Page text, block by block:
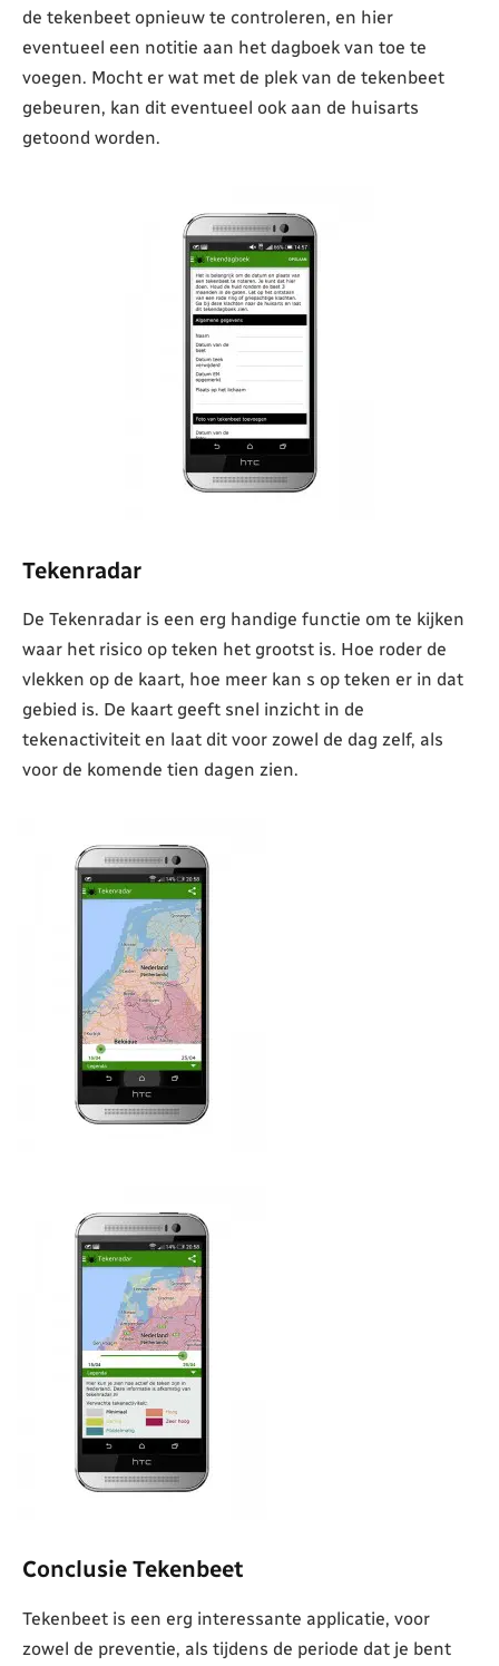
de tekenbeet opnieuw te controleren, en hier
eventueel een notitie aan het dagboek van toe te
voegen. Mocht er wat met de plek van de tekenbeet
gebeuren, kan dit eventueel ook aan de huisarts
getoond worden.
Tekenradar
De Tekenradar is een erg handige functie om te kijken
waar het risico op teken het grootst is. Hoe roder de
vlekken op de kaart, hoe meer kan s op teken er in dat
gebied is. De kaart geeft snel inzicht in de
tekenactiviteit en laat dit voor zowel de dag zelf, als
voor de komende tien dagen zien.
Conclusie Tekenbeet
Tekenbeet is een erg interessante applicatie, voor
zowel de preventie, als tijdens de periode dat je bent